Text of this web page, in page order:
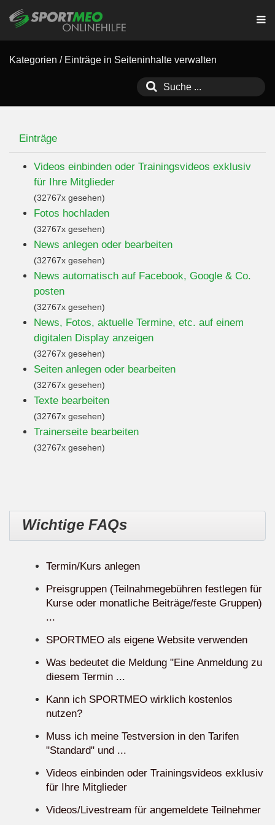
Kategorien / Einträge in Seiteninhalte verwalten
Einträge
Videos einbinden oder Trainingsvideos exklusiv
für Ihre Mitglieder
(32767x gesehen)
Fotos hochladen
(32767x gesehen)
News anlegen oder bearbeiten
(32767x gesehen)
News automatisch auf Facebook, Google & Co.
posten
(32767x gesehen)
News, Fotos, aktuelle Termine, etc. auf einem
digitalen Display anzeigen
(32767x gesehen)
Seiten anlegen oder bearbeiten
(32767x gesehen)
Texte bearbeiten
(32767x gesehen)
Trainerseite bearbeiten
(32767x gesehen)
Wichtige FAQs
Termin/Kurs anlegen
Preisgruppen (Teilnahmegebühren festlegen für
Kurse oder monatliche Beiträge/feste Gruppen)
...
SPORTMEO als eigene Website verwenden
Was bedeutet die Meldung "Eine Anmeldung zu
diesem Termin ...
Kann ich SPORTMEO wirklich kostenlos
nutzen?
Muss ich meine Testversion in den Tarifen
"Standard" und ...
Videos einbinden oder Trainingsvideos exklusiv
für Ihre Mitglieder
Videos/Livestream für angemeldete Teilnehmer